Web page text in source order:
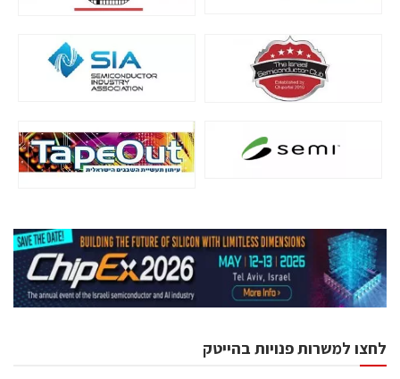
לחצו למשרות פנויות בהייטק